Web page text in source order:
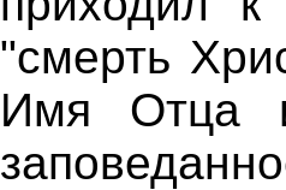
"смерть
Имя Отца